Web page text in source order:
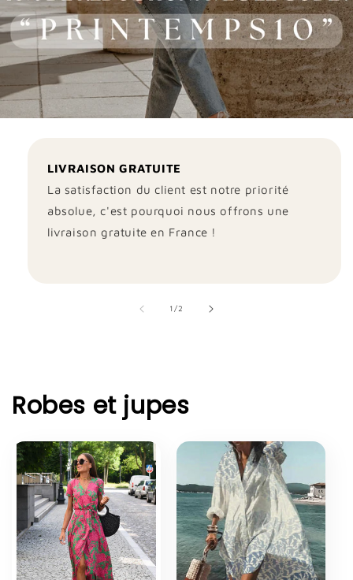
LIVRAISON GRATUITE
La satisfaction du client est notre priorité
absolue, c'est pourquoi nous offrons une
livraison gratuite en France !
1 /de2
Robes et jupes